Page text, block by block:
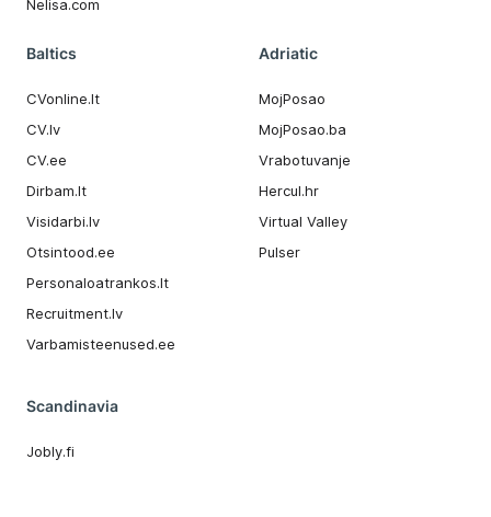
Nelisa.com
Baltics
CVonline.lt
CV.lv
CV.ee
Dirbam.It
Visidarbi.lv
Otsintood.ee
Personaloatrankos.lt
Recruitment.lv
Varbamisteenused.ee
Adriatic
MojPosao
MojPosao.ba
Vrabotuvanje
Hercul.hr
Virtual Valley
Pulser
Scandinavia
Jobly.fi